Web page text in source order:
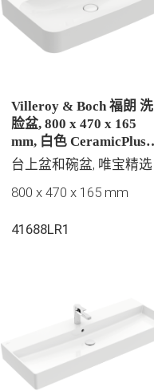
Villeroy & Boch 福朗 洗
脸盆, 800 x 470 x 165
mm, 白色 CeramicPlus |
易洁釉面, 无溢水孔, 抛光
台上盆和碗盆, 唯宝精选
800 x 470 x 165 mm
41688LR1